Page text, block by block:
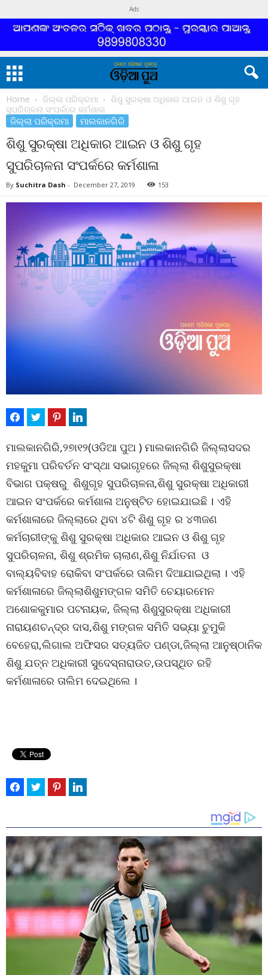
Ads
Home ଜିଲ୍ଲା ପରିକ୍ରମା
ଶିଶୁ ସୁରକ୍ଷା ଅଧିକାର ଆଇନ ଓ ଶିଶୁ ଗୃହ
ସୁପରିଚାଳନା ସଂପର୍କରେ କର୍ମଶାଳା
ଜିଲ୍ଲା ପରିକ୍ରମା ମାଲକାନଗିରି
ଶିଶୁ ସୁରକ୍ଷା ଅଧିକାର ଆଇନ ଓ ଶିଶୁ ଗୃହ
ସୁପରିଚାଳନା ସଂପର୍କରେ କର୍ମଶାଳା
By Suchitra Dash - December 27, 2019 153
ମାଲକାନଗିରି,୨୭ା୧୨(ଓଡିଆ ପୁଅ ) ମାଲକାନଗିରି ଜିଲ୍ଲାସଦର
ମହକୁମା ପରିବର୍ତନ ସଂସ୍ଥା ସଭାଗୃହରେ ଜିଲ୍ଲା ଶିଶୁସୁରକ୍ଷା
ବିଭାଗ ପକ୍ଷରୁ ଶିଶୁଗୃହ ସୁପରିଚାଳନା,ଶିଶୁ ସୁରକ୍ଷା ଅଧିକାରୀ
ଆଇନ ସଂପର୍କରେ କର୍ମଶାଳା ଅନୁଷ୍ଟିତ ହୋଇଯାଇଛି । ଏହି
କର୍ମଶାଳାରେ ଜିଲ୍ଲାରେ ଥିବା ୪ଟି ଶିଶୁ ଗୃହ ର ୪୩ଜଣ
କର୍ମଚାରୀଙ୍କୁ ଶିଶୁ ସୁରକ୍ଷା ଅଧିକାର ଆଇନ ଓ ଶିଶୁ ଗୃହ
ସୁପରିଚାଳନା, ଶିଶୁ ଶ୍ରମିକ ଚାଲାଣ,ଶିଶୁ ନିର୍ଯାତନା ଓ
ବାଲ୍ୟବିବାହ ରୋକିବା ସଂପର୍କରେ ତାଲିମ ଦିଆଯାଇଥିଲା । ଏହି
କର୍ମଶାଳାରେ ଜିଲ୍ଲାଶିଶୁମଙ୍ଗଳ ସମିତି ଚେୟାରମେନ
ଅଶୋକକୁମାର ପଟନାୟକ, ଜିଲ୍ଲା ଶିଶୁସୁରକ୍ଷା ଅଧିକାରୀ
ନାରାୟଣଚନ୍ଦ୍ର ଦାସ,ଶିଶୁ ମଙ୍ଗଳ ସମିତି ସଭ୍ୟା ଚୁମୁକି
ବେହେରା,ଲିଗାଲ ଅଫିସର ସତ୍ୟଜିତ ପଣ୍ଡା,ଜିଲ୍ଲା ଆନୁଷ୍ଠାନିକ
ଶିଶୁ ଯତ୍ନ ଅଧିକାରୀ ସୁଦେସ୍ନାରାଉତ,ଉପସ୍ଥିତ ରହି
କର୍ମଶାଳାରେ ତାଲିମ ଦେଇଥିଲେ ।